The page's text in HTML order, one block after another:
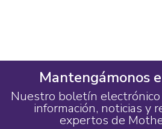
Mantengámonos
Nuestro boletín
información, noticias y
expertos de